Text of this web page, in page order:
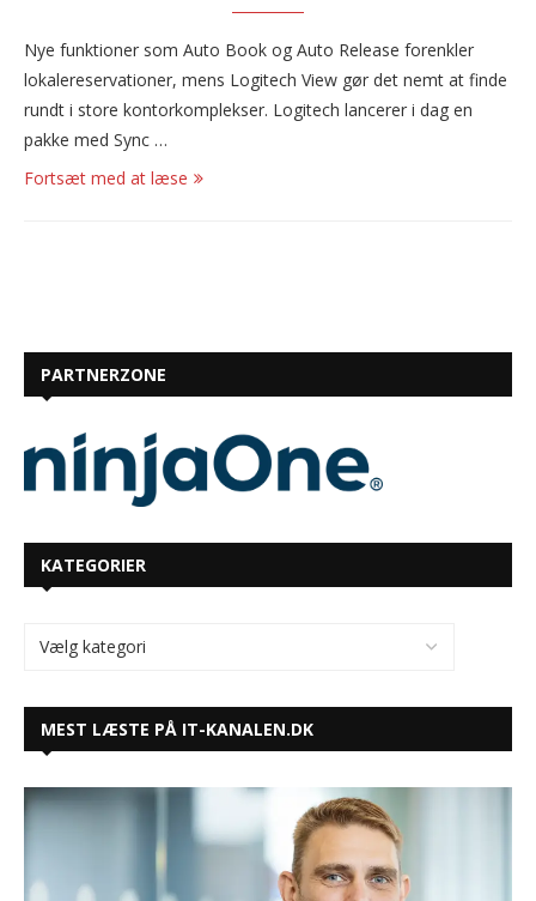
Nye funktioner som Auto Book og Auto Release forenkler
lokalereservationer, mens Logitech View gør det nemt at finde
rundt i store kontorkomplekser. Logitech lancerer i dag en
pakke med Sync …
Fortsæt med at læse
PARTNERZONE
KATEGORIER
MEST LÆSTE PÅ IT-KANALEN.DK